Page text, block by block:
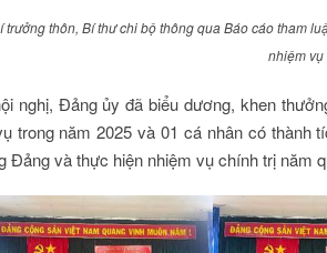
trưởng thôn, Bí thư chi bộ thông qua Báo cáo tham
nhiệm
nghị, Đảng ủy đã biểu dương, khen
trong năm 2025 và 01 cá nhân có thành
Đảng và thực hiện nhiệm vụ chính trị năm